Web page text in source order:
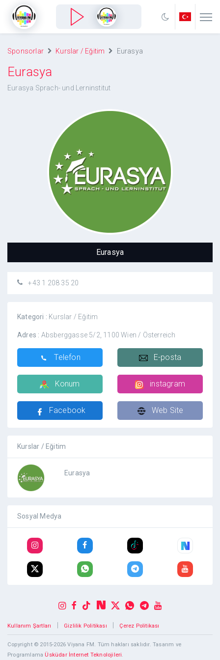
Sponsorlar Kurslar / Eğitim Eurasya
Eurasya
Eurasya Sprach- und Lerninstitut
Eurasya
+43 1 208 35 20
Kategori : Kurslar / Eğitim
Adres : Absberggasse 5/2, 1100 Wien / Österreich
Telefon E-posta
Konum instagram
Facebook Web Site
Kurslar / Eğitim
Eurasya
Sosyal Medya
Kullanım Şartları Gizlilik Politikası Çerez Politikası
Copyright © 2015-2026 Viyana FM. Tüm hakları saklıdır. Tasarım ve
Programlama Üsküdar İnternet Teknolojileri.